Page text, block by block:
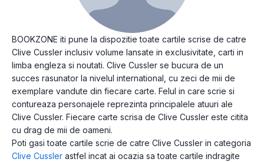
BOOKZONE iti pune la dispozitie toate cartile scrise de catre
Clive Cussler inclusiv volume lansate in exclusivitate, carti in
limba engleza si noutati. Clive Cussler se bucura de un
succes rasunator la nivelul international, cu zeci de mii de
exemplare vandute din fiecare carte. Felul in care scrie si
contureaza personajele reprezinta principalele atuuri ale
Clive Cussler. Fiecare carte scrisa de Clive Cussler este citita
cu drag de mii de oameni.
Poti gasi toate cartile scrie de catre Clive Cussler in categoria
Clive Cussler astfel incat ai ocazia sa toate cartile indragite